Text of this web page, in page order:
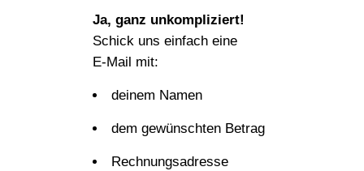
Ja, ganz unkompliziert!
Schick uns einfach eine
E‑Mail mit:
deinem Namen
dem gewünschten Betrag
Rechnungsadresse